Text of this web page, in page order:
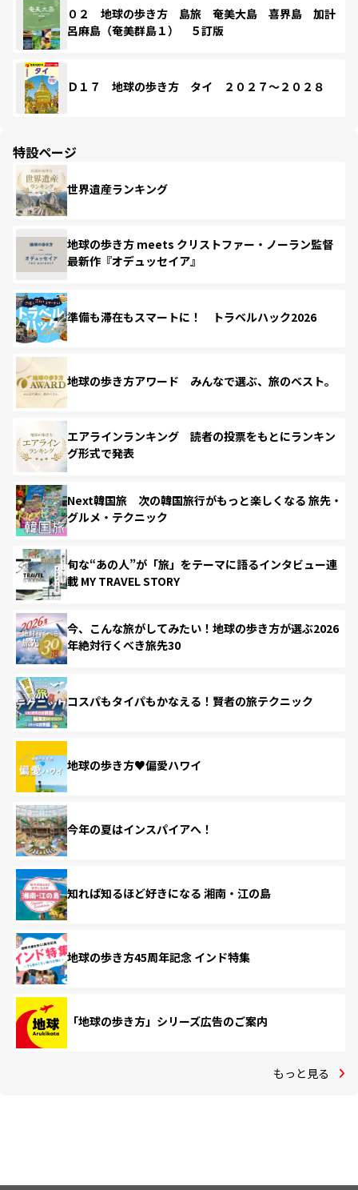
０２ 地球の歩き方 島旅 奄美大島 喜界島 加計
呂麻島（奄美群島１） ５訂版
Ｄ１７ 地球の歩き方 タイ ２０２７～２０２８
特設ページ
世界遺産ランキング
地球の歩き方 meets クリストファー・ノーラン監督
最新作『オデュッセイア』
準備も滞在もスマートに！ トラベルハック2026
地球の歩き方アワード みんなで選ぶ、旅のベスト。
エアラインランキング 読者の投票をもとにランキン
グ形式で発表
Next韓国旅 次の韓国旅行がもっと楽しくなる 旅先・
グルメ・テクニック
旬な“あの人”が「旅」をテーマに語るインタビュー連
載 MY TRAVEL STORY
今、こんな旅がしてみたい！地球の歩き方が選ぶ2026
年絶対行くべき旅先30
コスパもタイパもかなえる！賢者の旅テクニック
地球の歩き方♥偏愛ハワイ
今年の夏はインスパイアへ！
知れば知るほど好きになる 湘南・江の島
地球の歩き方45周年記念 インド特集
「地球の歩き方」シリーズ広告のご案内
もっと見る